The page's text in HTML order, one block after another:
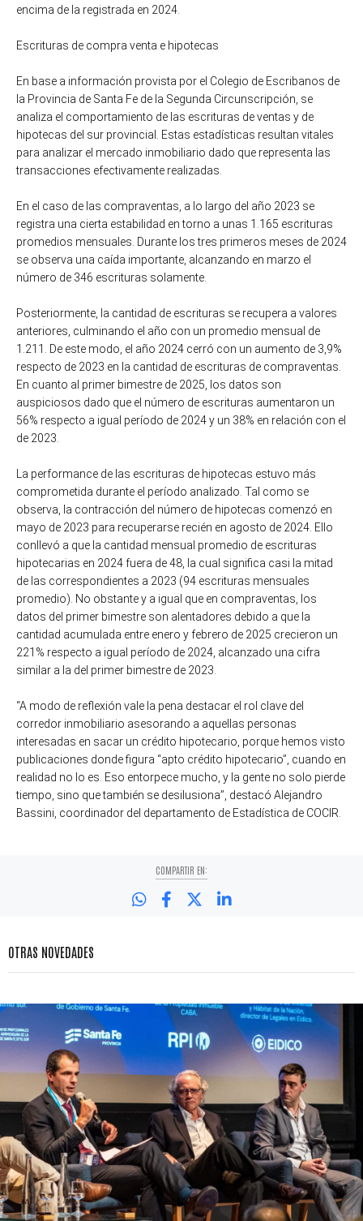
encima de la registrada en 2024.
Escrituras de compra venta e hipotecas
En base a información provista por el Colegio de Escribanos de
la Provincia de Santa Fe de la Segunda Circunscripción, se
analiza el comportamiento de las escrituras de ventas y de
hipotecas del sur provincial. Estas estadísticas resultan vitales
para analizar el mercado inmobiliario dado que representa las
transacciones efectivamente realizadas.
En el caso de las compraventas, a lo largo del año 2023 se
registra una cierta estabilidad en torno a unas 1.165 escrituras
promedios mensuales. Durante los tres primeros meses de 2024
se observa una caída importante, alcanzando en marzo el
número de 346 escrituras solamente.
Posteriormente, la cantidad de escrituras se recupera a valores
anteriores, culminando el año con un promedio mensual de
1.211. De este modo, el año 2024 cerró con un aumento de 3,9%
respecto de 2023 en la cantidad de escrituras de compraventas.
En cuanto al primer bimestre de 2025, los datos son
auspiciosos dado que el número de escrituras aumentaron un
56% respecto a igual período de 2024 y un 38% en relación con el
de 2023.
La performance de las escrituras de hipotecas estuvo más
comprometida durante el período analizado. Tal como se
observa, la contracción del número de hipotecas comenzó en
mayo de 2023 para recuperarse recién en agosto de 2024. Ello
conllevó a que la cantidad mensual promedio de escrituras
hipotecarias en 2024 fuera de 48, la cual significa casi la mitad
de las correspondientes a 2023 (94 escrituras mensuales
promedio). No obstante y a igual que en compraventas, los
datos del primer bimestre son alentadores debido a que la
cantidad acumulada entre enero y febrero de 2025 crecieron un
221% respecto a igual período de 2024, alcanzado una cifra
similar a la del primer bimestre de 2023.
“A modo de reflexión vale la pena destacar el rol clave del
corredor inmobiliario asesorando a aquellas personas
interesadas en sacar un crédito hipotecario, porque hemos visto
publicaciones donde figura “apto crédito hipotecario”, cuando en
realidad no lo es. Eso entorpece mucho, y la gente no solo pierde
tiempo, sino que también se desilusiona”, destacó Alejandro
Bassini, coordinador del departamento de Estadística de COCIR.
COMPARTIR EN:
OTRAS NOVEDADES